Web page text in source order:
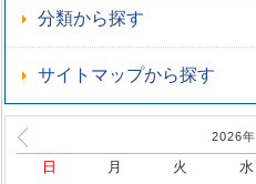
分類から探す
サイトマップから探す
2026年
日 月 火 水